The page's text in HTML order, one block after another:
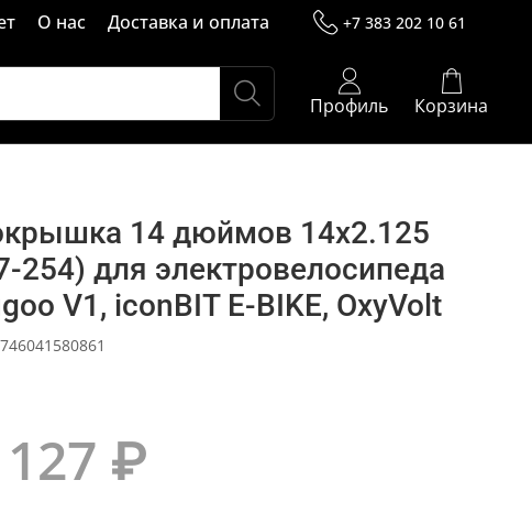
О нас Доставка и оплата +7 383 202 10 61
Профиль Корзина
746041580861
14 дюймов 14x2.125
254) для электровелосипеда
V1, iconBIT E-BIKE, OxyVolt
₽